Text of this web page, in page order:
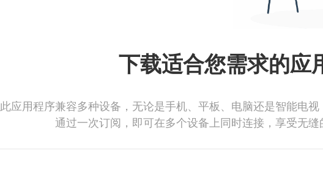
下载适合您需求的应
此应用程序兼容多种设备，无论是手机、平板、电脑还是智能电视
通过一次订阅，即可在多个设备上同时连接，享受无缝